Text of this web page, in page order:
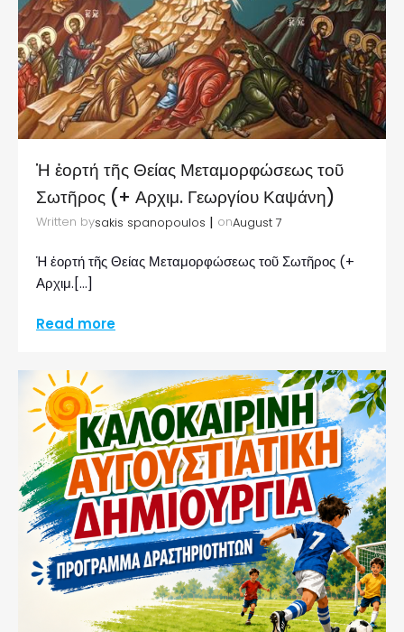
Ἡ ἑορτή τῆς Θείας Μεταμορφώσεως τοῦ
Σωτῆρος (+ Αρχιμ. Γεωργίου Καψάνη)
Written bysakis spanopoulos | onAugust 7
Ἡ ἑορτή τῆς Θείας Μεταμορφώσεως τοῦ Σωτῆρος (+
Αρχιμ.[…]
Read more